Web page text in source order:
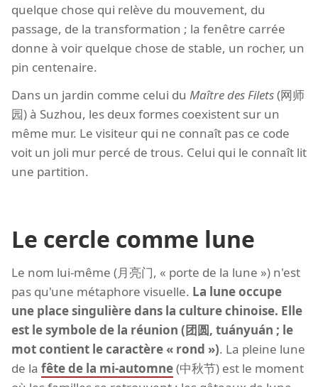
quelque chose qui relève du mouvement, du
passage, de la transformation ; la fenêtre carrée
donne à voir quelque chose de stable, un rocher, un
pin centenaire.
Dans un jardin comme celui du Maître des Filets(网师
园) à Suzhou, les deux formes coexistent sur un
même mur. Le visiteur qui ne connaît pas ce code
voit un joli mur percé de trous. Celui qui le connaît lit
une partition.
Le cercle comme lune
Le nom lui-même (月亮门, « porte de la lune ») n'est
pas qu'une métaphore visuelle. La lune occupe
une place singulière dans la culture chinoise. Elle
est le symbole de la réunion (团圆, tuányuán ; le
mot contient le caractère « rond »). La pleine lune
de la fête de la mi-automne(中秋节) est le moment